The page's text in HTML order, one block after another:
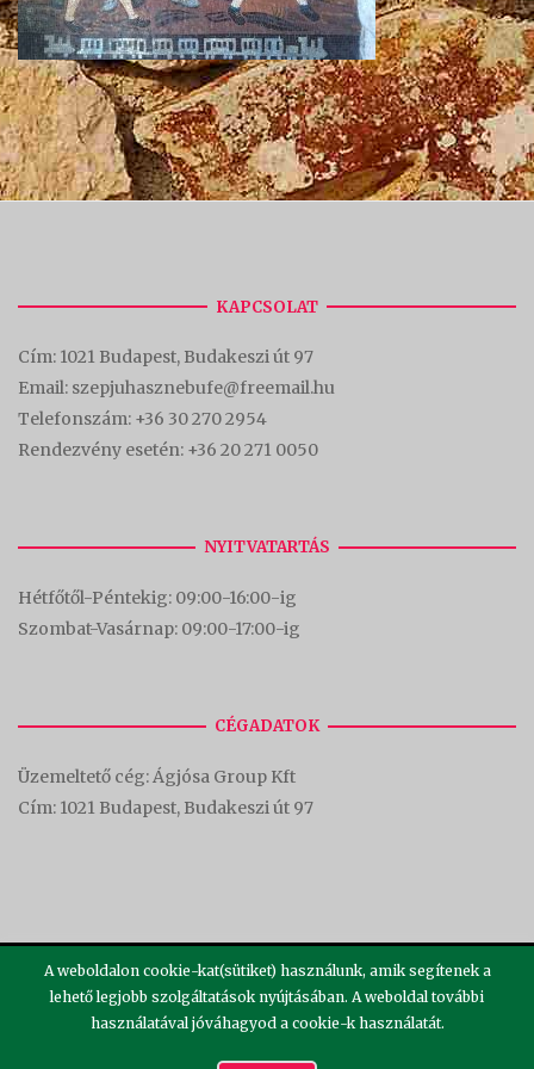
KAPCSOLAT
Cím: 1021 Budapest, Budakeszi út 97
Email: szepjuhasznebufe@freemail.hu
Telefonszám: +36 30 270 2954
Rendezvény esetén: +36 20 271 0050
NYITVATARTÁS
Hétfőtől-Péntekig: 09:00-16:00-ig
Szombat-Vasárnap: 09:00-17:00-ig
CÉGADATOK
Üzemeltető cég: Ágjósa Group Kft
Cím: 1021 Budapest, Budakeszi út 97
Theme bySiteOrigin
A weboldalon cookie-kat(sütiket) használunk, amik segítenek a
lehető legjobb szolgáltatások nyújtásában. A weboldal további
használatával jóváhagyod a cookie-k használatát.